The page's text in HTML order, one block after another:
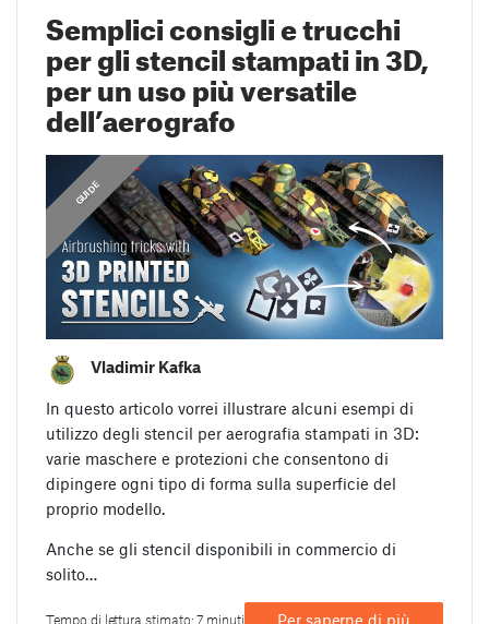
Semplici consigli e trucchi
per gli stencil stampati in 3D,
per un uso più versatile
dell’aerografo
GUIDE
Vladimir Kafka
In questo articolo vorrei illustrare alcuni esempi di
utilizzo degli stencil per aerografia stampati in 3D:
varie maschere e protezioni che consentono di
dipingere ogni tipo di forma sulla superficie del
proprio modello.
Anche se gli stencil disponibili in commercio di
solito…
Tempo di lettura stimato: 7 minuti Per saperne di più